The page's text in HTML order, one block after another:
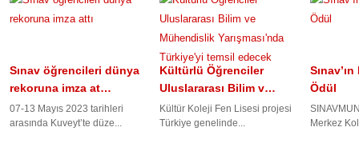
Sınav öğrencileri dünya
rekoruna imza at…
07-13 Mayıs 2023 tarihleri
arasında Kuveyt’te düze...
Kültürlü Öğrenciler
Uluslararası Bilim v…
Kültür Koleji Fen Lisesi projesi
Türkiye genelinde...
Ödül
Merkez